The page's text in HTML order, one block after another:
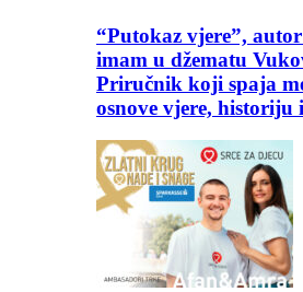
“Putokaz vjere”,
imam u džematu
Priručnik koji spaja
osnove vjere, historiju